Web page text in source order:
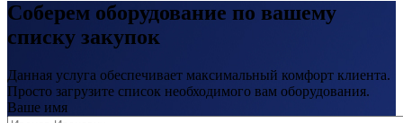
Соберем оборудование по вашему
списку закупок
Данная услуга обеспечивает максимальный комфорт клиента.
Просто загрузите список необходимого вам оборудования.
Ваше имя